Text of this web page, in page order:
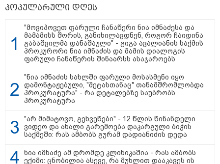
13:27 / 07-08-2026
"სტუმართმოყვარე ხალხი ვართ - რუსს, ყაზახს,
უკრაინელს, შვეიცარიელს, იტალიელს, ამერიკელს,
შეუძლია ჩამოვიდეს, დახარჯოს ფული... არავინ
"მარტო როცა ვარ, ხშირად
ველაპარაკები, ვიცი, რომ
მისმენს, ვფიქრობ, თავზე
მადგას და მეფერება - სხვებს
გიორგი კეკელიძე გმირი
პოპულარული დღეს
"მოვიპოვეთ ფარული ჩანაწერი ნია იმნაძესა და
მამამისს შორის, განიხილავდნენ, როგორ ჩაიდინა
გაბაშვილმა დანაშაული" - გიგა ავალიანის საქმის
პროკურორი ნია იმნაძის და მამის დიალოგის
ფარული ჩანაწერის შინაარსს ასაჯაროებს
"ნია იმნაძის სახლში ფარული მოსასმენი იყო
დამონტაჟებული, "მეტასთანაც" თანამშრომლობდა
პროკურატურა" - რა დეტალებზე საუბრობს
პროკურატურა
"არ მიმატოვო, გეხვეწები" - 12 წლის წინანდელი
ვიდეო და ახალი გარემოება დაკარგული ბიჭის
საქმეში: რას ამბობს გურამ დადიანიძის დედა
ნია იმნაძე ამ დრომდე კლინიკაშია - რას ამბობს
ექიმი: ცნობილია ასევე, რა მუხლით დააკავეს ის